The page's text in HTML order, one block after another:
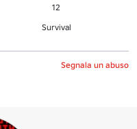
12
Survival
Segnala un abuso